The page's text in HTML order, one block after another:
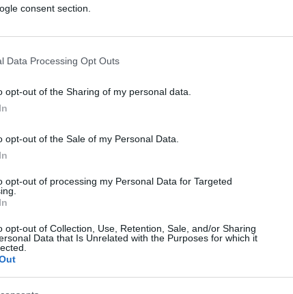
consent section.
Data Processing Opt Outs
opt-out of the Sharing of my personal data.
opt-out of the Sale of my Personal Data.
opt-out of processing my Personal Data for Targeted
opt-out of Collection, Use, Retention, Sale, and/or Sharing
Data that Is Unrelated with the Purposes for which it